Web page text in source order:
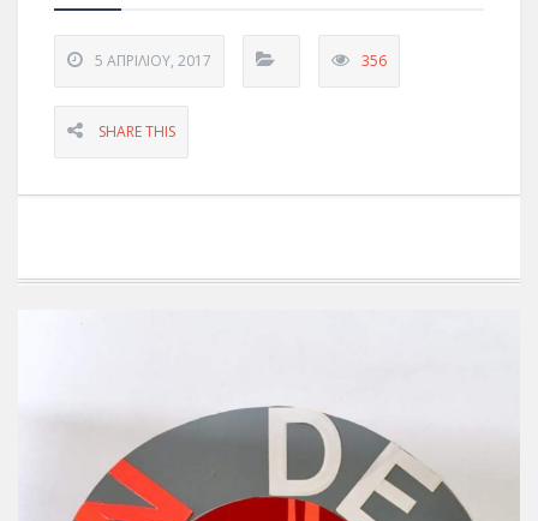
5 ΑΠΡΙΛΊΟΥ, 2017 356
SHARE THIS